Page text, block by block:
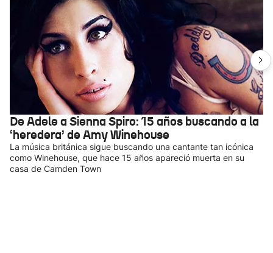
De Adele a Sienna Spiro: 15 años buscando a la
‘heredera’ de Amy Winehouse
La música británica sigue buscando una cantante tan icónica
como Winehouse, que hace 15 años apareció muerta en su
casa de Camden Town